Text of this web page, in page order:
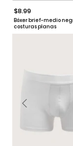
$8.99
Bóxer brief-medio
costuras planas